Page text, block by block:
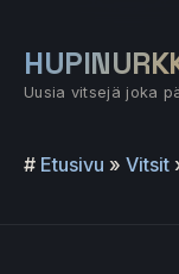
sisältöön
Uusia vitsejä joka
# Etusivu » Vitsit